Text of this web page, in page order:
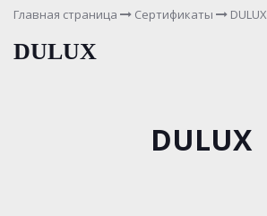
Главная страница Сертификаты DULUX
DULUX
DULUX